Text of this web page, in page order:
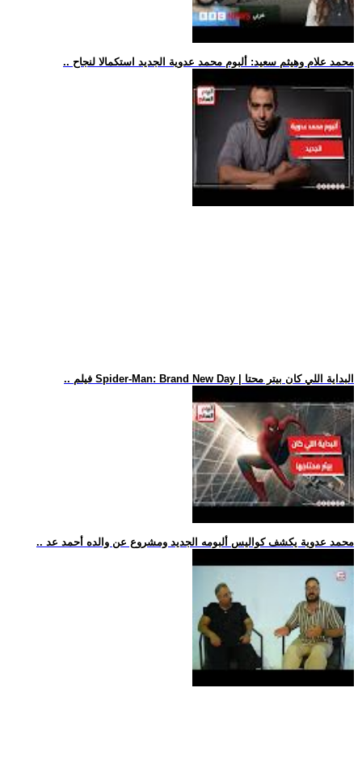
.. محمد علام وهيثم سعيد: ألبوم محمد عدوية الجديد استكمالا لنجاح
.. فيلم Spider-Man: Brand New Day | البداية اللي كان بيتر محتا
.. محمد عدوية يكشف كواليس ألبومه الجديد ومشروع عن والده أحمد عد